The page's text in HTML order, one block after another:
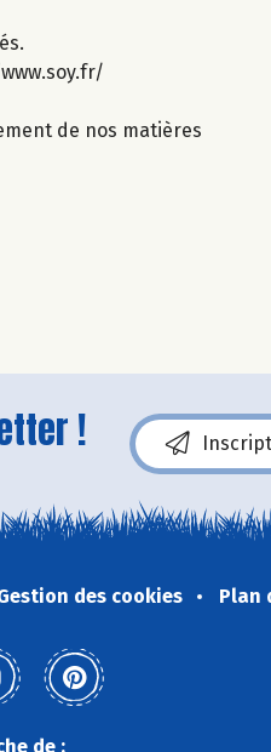
de nos matières
!
des cookies Plan
de :